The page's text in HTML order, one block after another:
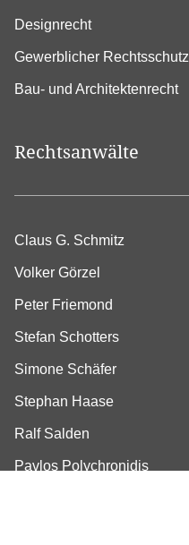
Designrecht
Gewerblicher Rechtsschutz
Bau- und Architektenrecht
Rechtsanwälte
Claus G. Schmitz
Volker Görzel
Peter Friemond
Stefan Schotters
Simone Schäfer
Stephan Haase
Ralf Salden
Pavlos Polychronidis